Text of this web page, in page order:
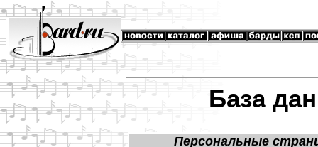
База
Персональные